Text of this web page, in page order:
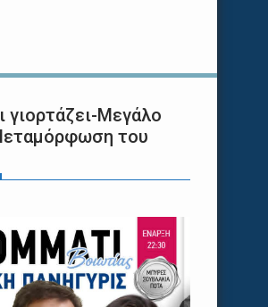
Μεγάλο
του